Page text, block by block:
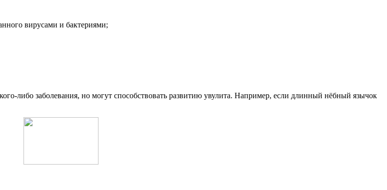
вирусами и бактериями;
либо заболевания, но могут способствовать развитию увулита. Например, если длинный нёбный язычок